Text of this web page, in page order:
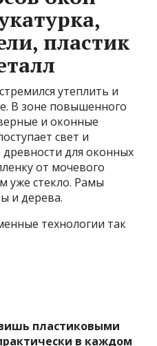
пластик
утеплить и
В зоне повышенного
и оконные
свет и
для оконных
от мочевого
уже стекло. Рамы
и дерева.
технологии так
пластиковыми
в каждом